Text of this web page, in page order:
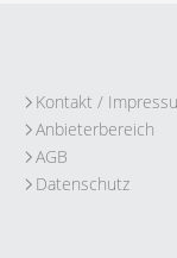
Kontakt /
Anbieterbereich
AGB
Datenschutz